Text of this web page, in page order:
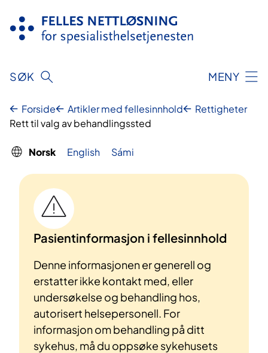
innhold
SØK MENY
Forside Artikler med fellesinnhold
Rettigheter
Rett til valg av behandlingssted
Norsk English Sámi
Pasientinformasjon i fellesinnhold
Denne informasjonen er generell og
erstatter ikke kontakt med, eller
undersøkelse og behandling hos,
autorisert helsepersonell. For
informasjon om behandling på ditt
sykehus, må du oppsøke sykehusets